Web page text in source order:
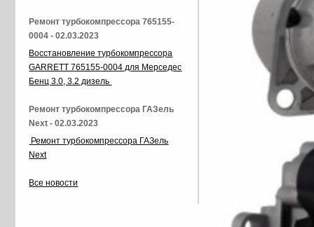
Ремонт турбокомпрессора 765155-
0004 - 02.03.2023
Восстановление турбокомпрессора
GARRETT 765155-0004 для Мерседес
Бенц 3.0, 3.2 дизель
Ремонт турбокомпрессора ГАЗель
Next - 02.03.2023
Ремонт турбокомпрессора ГАЗель
Next
Все новости